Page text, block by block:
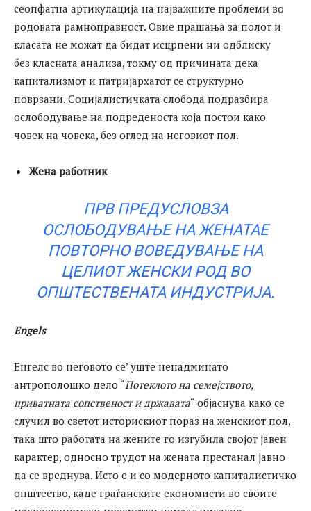
сеопфатна артикулација на најважните проблеми во
родовата рамноправност. Овие прашања за полот и
класата не можат да бидат исцрпени ни одблиску
без класната анализа, токму од причината дека
капитализмот и патријархатот се структурно
поврзани. Социјалистичката слобода подразбира
ослободување на подреденоста која постои како
човек на човека, без оглед на неговиот пол.
Жена работник
ПРВ ПРЕДУСЛОВЗА
ОСЛОБОДУВАЊЕ НА ЖЕНАТАЕ
ПОВТОРНО ВОВЕДУВАЊЕ НА
ЦЕЛИОТ ЖЕНСКИ РОД ВО
ОПШТЕСТВЕНАТА ИНДУСТРИЈА.
Engels
Енгелс во неговото се’ уште ненадминато
антрополошко дело “Потеклото на семејството,
приватната сопственост и државата“ објаснува како се
случил во светот историскиот пораз на женскиот пол,
така што работата на жените го изгубила својот јавен
карактер, односно трудот на жената престанал јавно
да се вреднува. Исто е и со модерното капиталистичко
општество, каде граѓанските економисти во своите